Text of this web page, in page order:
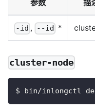
参数 描
-id , --id *
cluster-node
$ bin/inlongctl